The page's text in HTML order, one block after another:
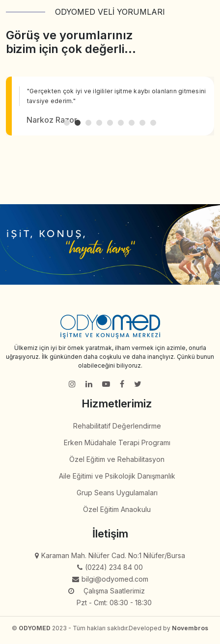
ODYOMED VELİ YORUMLARI
Görüş ve yorumlarınız
bizim için çok değerli…
"Gerçekten çok iyi ve ilgililer işitme kaybı olanların gitmesini
tavsiye ederim."
Narkoz Razor
Ülkemiz için iyi bir örnek yaratmak, ilham vermek için azimle, onurla
uğraşıyoruz. İlk günkünden daha coşkulu ve daha inançlıyız. Çünkü bunun
olabileceğini biliyoruz.
Hizmetlerimiz
Rehabilitatif Değerlendirme
Erken Müdahale Terapi Programı
Özel Eğitim ve Rehabilitasyon
Aile Eğitimi ve Psikolojik Danışmanlık
Grup Seans Uygulamaları
Özel Eğitim Anaokulu
İletişim
Karaman Mah. Nilüfer Cad. No:1 Nilüfer/Bursa
(0224) 234 84 00
bilgi@odyomed.com
Çalışma Saatlerimiz
Pzt - Cmt: 08:30 - 18:30
© ODYOMED 2023 - Tüm hakları saklıdır.Developed by Novembros